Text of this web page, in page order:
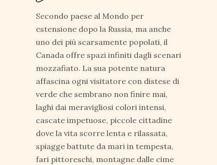
Secondo paese al Mondo per
estensione dopo la Russia, ma anche
uno dei più scarsamente popolati, il
Canada offre spazi infiniti dagli scenari
mozzafiato. La sua potente natura
affascina ogni visitatore con distese di
verde che sembrano non finire mai,
laghi dai meravigliosi colori intensi,
cascate impetuose, piccole cittadine
dove la vita scorre lenta e rilassata,
spiagge battute da mari in tempesta,
fari pittoreschi, montagne dalle cime